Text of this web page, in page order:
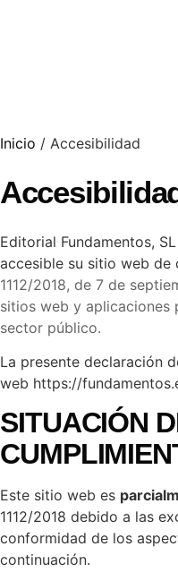
Inicio / Accesibilidad
Editorial Fundamentos,
accesible su sitio web de
1112/2018, de 7 de
sitios web y aplicaciones
sector público.
La presente declaración
web https://
SITUACIÓN
Este sitio web es
1112/2018 debido a las
conformidad de los
continuación.